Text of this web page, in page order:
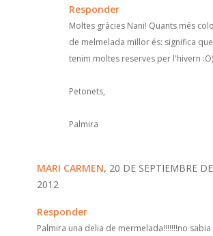
Responder
Moltes gràcies Nani! Quants més
de melmelada millor és: significa que
tenim moltes reserves per l'hivern :O)
Petonets,
Palmira
MARI CARMEN, 20 DE SEPTIEMBRE DE
2012
Responder
Palmira una delia de mermelada!!!!!!!no